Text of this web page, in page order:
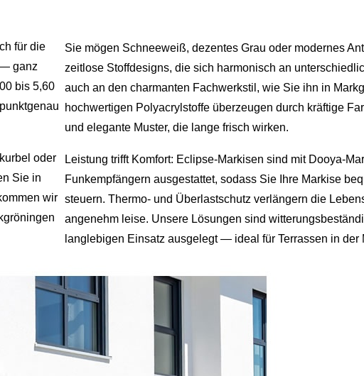
für die
— ganz
bis 5,60
oder
Sie in
wir
Sie mögen Schneeweiß, dezentes Grau oder modernes
zeitlose Stoffdesigns, die sich harmonisch an
auch an den charmanten Fachwerkstil, wie Sie ihn in
hochwertigen Polyacrylstoffe überzeugen durch kräftige
und elegante Muster, die lange frisch wirken.
Leistung trifft Komfort: Eclipse‑Markisen sind mit
Funkempfängern ausgestattet, sodass Sie Ihre Markise
steuern. Thermo‑ und Überlastschutz verlängern die
angenehm leise. Unsere Lösungen sind
langlebigen Einsatz ausgelegt — ideal für Terrassen in der